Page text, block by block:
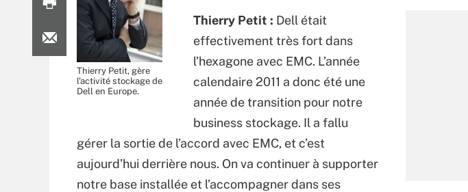
Thierry Petit, gère
l'activité stockage de
Dell en Europe.
Thierry Petit : Dell était
effectivement très fort dans
l’hexagone avec EMC. L’année
calendaire 2011 a donc été une
année de transition pour notre
business stockage. Il a fallu
gérer la sortie de l’accord avec EMC, et c’est
aujourd’hui derrière nous. On va continuer à supporter
notre base installée et l’accompagner dans ses